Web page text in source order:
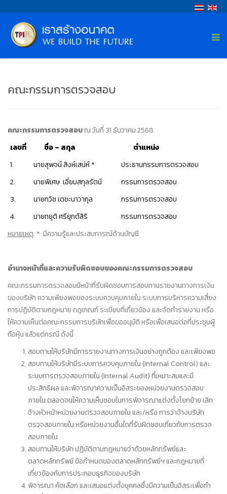
คณะกรรมการตรวจสอบ
คณะกรรมการตรวจสอบณ วันที่ 31 ธันวาคม 2568
เลขที่
ชื่อ– สกุล
ตำแหน่ง
1.
นายสุพจน์ สิงห์เสน่ห์ *
ประธานกรรมการตรวจสอบ
2.
3.
4.
นายพิเศษ เอี่ยมสกุลรัตน์
นายทวิช เตชะนาวากุล
นายทยุติ ศรียุกต์สิริ
กรรมการตรวจสอบ
กรรมการตรวจสอบ
กรรมการตรวจสอบ
หมายเหตุ: * มีความรู้และประสบการณ์ด้านบัญชี
อำนาจหน้าที่และความรับผิดชอบของคณะกรรมการตรวจสอบ
คณะกรรมการตรวจสอบมีหน้าที่รับผิดชอบการสอบทานรายงานทางการเงิน
ของบริษัท ความเพียงพอของระบบควบคุมภายใน ระบบการบริหารความเสี่ยง
การปฏิบัติตามกฎหมาย กฎเกณฑ์ ระเบียบที่เกี่ยวข้อง และจัดทำรายงาน หรือ
ให้ความเห็นต่อคณะกรรมการบริษัทเพื่อขออนุมัติ หรือเพื่อเสนอต่อที่ประชุมผู้
ถือหุ้น แล้วแต่กรณี ดังนี้
สอบทานให้บริษัทมีการรายงานทางการเงินอย่างถูกต้อง และเพียงพอ
สอบทานให้บริษัทมีระบบการควบคุมภายใน (Internal Control) และ
ระบบการตรวจสอบภายใน (Internal Audit) ที่เหมาะสมและมี
ประสิทธิผล และพิจารณาความเป็นอิสระของหน่วยงานตรวจสอบ
ภายใน ตลอดจนให้ความเห็นชอบในการพิจารณาแต่งตั้งโยกย้าย เลิก
จ้างหัวหน้าหน่วยงานตรวจสอบภายใน และ/หรือ การว่าจ้างบริษัท
ตรวจสอบภายใน หรือหน่วยงานอื่นใดที่รับผิดชอบเกี่ยวกับการตรวจ
สอบภายใน
สอบทานให้บริษัท ปฏิบัติตามกฎหมายว่าด้วยหลักทรัพย์และ
ตลาดหลักทรัพย์ ข้อกำหนดของตลาดหลักทรัพย์ฯ และกฎหมายที่
เกี่ยวข้องกับการประกอบธุรกิจของบริษัท
พิจารณา คัดเลือก และเสนอแต่งตั้งบุคคลซึ่งมีความเป็นอิสระเพื่อทำ